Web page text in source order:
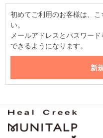
初めてご利用のお客様は、
い。
メールアドレスとパスワー
できるようになります。